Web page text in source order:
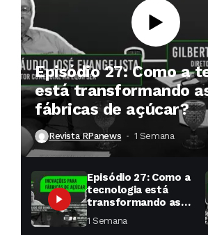
Episódio 27: Como a
está transformando
fábricas de açúcar?
Revista RPanews 1 Semana ⁮
Episódio 27: Como a
tecnologia está
transformando as
fábricas de açúcar?
1 Semana ⁮